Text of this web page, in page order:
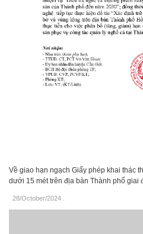
Về giao hạn ngạch Giấy phép khai thác
dưới 15 mét trên địa bàn Thành phố giai
28/October/2024